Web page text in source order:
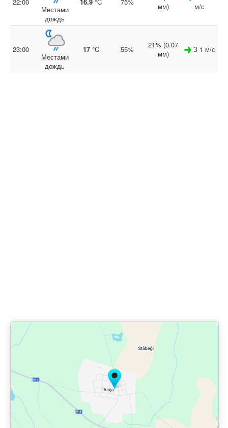
Местами
дождь
мм)
м/с
23:00
Местами
дождь
17°C 55%
21% (0.07
мм)
З 1 м/с